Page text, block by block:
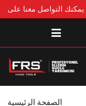
الصفحة الرئيسية